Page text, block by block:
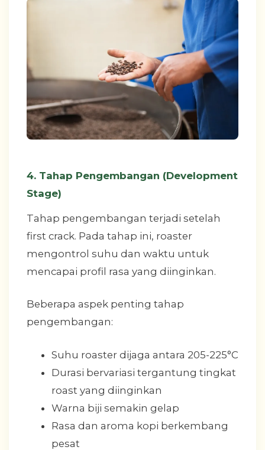
4. Tahap Pengembangan (Development
Stage)
Tahap pengembangan terjadi setelah
first crack. Pada tahap ini, roaster
mengontrol suhu dan waktu untuk
mencapai profil rasa yang diinginkan.
Beberapa aspek penting tahap
pengembangan:
Suhu roaster dijaga antara 205-225°C
Durasi bervariasi tergantung tingkat
roast yang diinginkan
Warna biji semakin gelap
Rasa dan aroma kopi berkembang
pesat